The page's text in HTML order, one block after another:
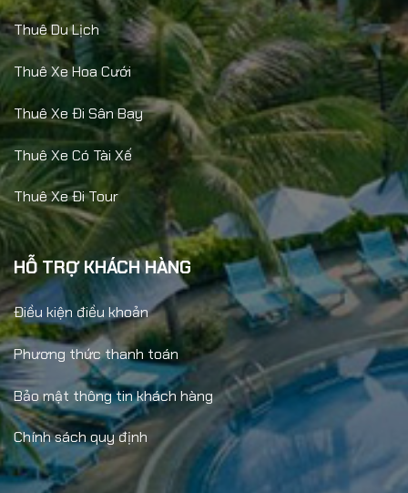
Thuê Du Lịch
Thuê Xe Hoa Cưới
Thuê Xe Đi Sân Bay
Thuê Xe Có Tài Xế
Thuê Xe Đi Tour
HỖ TRỢ KHÁCH HÀNG
Điều kiện điều khoản
Phương thức thanh toán
Bảo mật thông tin khách hàng
Chính sách quy định